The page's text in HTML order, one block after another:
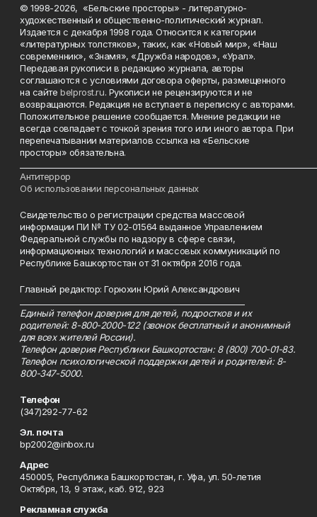
© 1998-2026, «Бельские просторы» - литературно-
художественный и общественно-политический журнал.
Издается с декабря 1998 года. Относится к категории
«литературных толстяков», таких, как «Новый мир», «Наш
современник», «Знамя», «Дружба народов», «Урал».
Передавая рукописи в редакцию журнала, авторы
соглашаются с условиями договора оферты, размещенного
на сайтеbelprost.ru. Рукописи не рецензируются и не
возвращаются. Редакция не вступает в переписку с авторами.
Положительное решение сообщается. Мнение редакции не
всегда совпадает с точкой зрения того или иного автора. При
перепечатывании материалов ссылка на «Бельские
просторы» обязательна.
Антитеррор
Об использовании персональных данных
Свидетельство о регистрации средства массовой
информации ПИ № ТУ 02-01564 выданное Управлением
Федеральной службы по надзору в сфере связи,
информационных технологий и массовых коммуникаций по
Республике Башкортостан от 31 октября 2016 года.
Главный редактор: Горюхин Юрий Александрович
Единый телефон доверия для детей, подростков и их
родителей: 8-800-2000-122 (звонок бесплатный и анонимный
для всех жителей России).
Телефон доверия Республики Башкортостан: 8 (800) 700-01-83.
Телефон психологической поддержки детей и родителей: 8-
800-347-5000.
Телефон
(347)292-77-62
Эл. почта
bp2002@inbox.ru
Адрес
450005, Республика Башкортостан, г. Уфа, ул. 50-летия
Октября, 13, 9 этаж, каб. 912, 923
Рекламная служба